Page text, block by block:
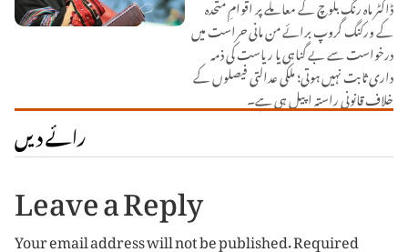
کے ورکنگ گروپ برائے من مانی حراست میں
درخواست سے بے گناہی یا ریاست کی ذمہ
داری ثابت نہیں ہوتی؛ ملکی عدالتی فیصلوں کے
خلاف قانونی راستہ اپیل ہی ہے۔
رائے دیں
Leave a Reply
Your email address will not be published.Required